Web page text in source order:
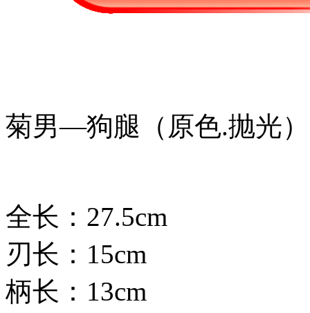
菊男—狗腿（原色.抛光）
全长：27.5cm
刃长：15cm
柄长：13cm